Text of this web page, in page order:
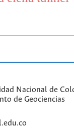
Nacional de
de Geociencias